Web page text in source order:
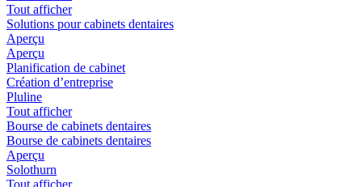
Tout afficher
Solutions pour cabinets dentaires
Aperçu
Aperçu
Planification de cabinet
Création d’entreprise
Pluline
Tout afficher
Bourse de cabinets dentaires
Bourse de cabinets dentaires
Aperçu
Solothurn
Tout afficher